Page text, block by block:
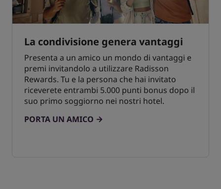
La condivisione genera vantaggi
Presenta a un amico un mondo di vantaggi e
premi invitandolo a utilizzare Radisson
Rewards. Tu e la persona che hai invitato
riceverete entrambi 5.000 punti bonus dopo il
suo primo soggiorno nei nostri hotel.
PORTA UN AMICO